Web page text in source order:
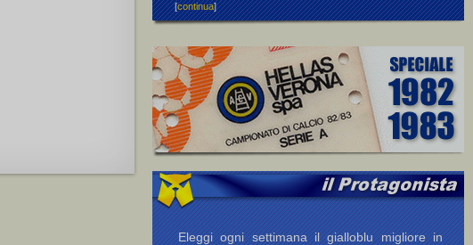
[continua]
Eleggi ogni settimana il gialloblu migliore in